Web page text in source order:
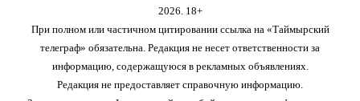
2026. 18+
При полном или частичном цитировании ссылка на «Таймырский
телеграф» обязательна. Редакция не несет ответственности за
информацию, содержащуюся в рекламных объявлениях.
Редакция не предоставляет справочную информацию.